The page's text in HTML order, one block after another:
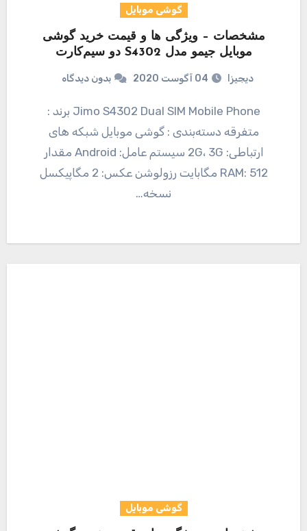
گوشی موبایل
مشخصات – ویژگی ها و قیمت خرید گوشی
موبایل جیمو مدل S4302 دو سیم‌کارت
دیجیزا 04 آگوست 2020 بدون دیدگاه
Jimo S4302 Dual SIM Mobile Phone برند :
متفرقه دسته‌بندی : گوشی موبایل شبکه های
ارتباطی: 2G، 3G سیستم عامل: Android مقدار
RAM: 512 مگابایت رزولوشن عکس: 2 مگاپیکسل
نسخه…
گوشی موبایل